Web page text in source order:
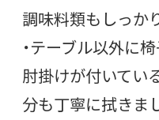
調味料類もしっか
・テーブル以外に
肘掛けが付いてい
分も丁寧に拭きま